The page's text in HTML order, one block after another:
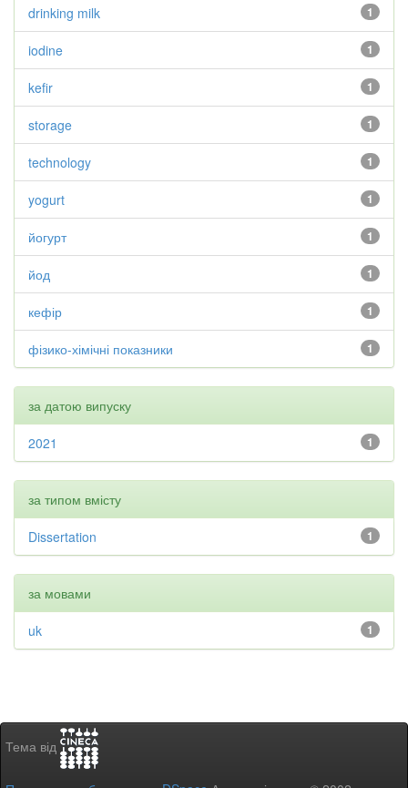
1
drinking milk
1
iodine
1
kefir
1
storage
1
technology
1
yogurt
1
йогурт
1
йод
1
кефір
1
фізико-хімічні показники
за датою випуску
1
2021
за типом вмісту
1
Dissertation
за мовами
1
uk
Тема від